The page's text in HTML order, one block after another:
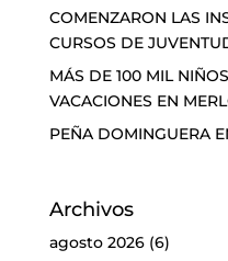
COMENZARON LAS
CURSOS DE
MÁS DE 100 MIL
VACACIONES EN
PEÑA DOMINGUERA
Archivos
agosto 2026(6)